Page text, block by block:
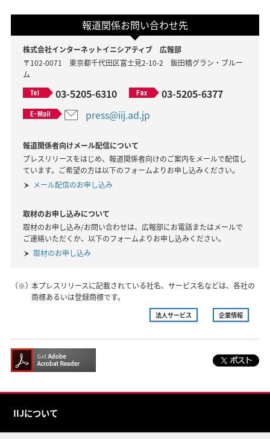
報道関係お問い合わせ先
株式会社インターネットイニシアティブ 広報部
〒102-0071 東京都千代田区富士見2-10-2 飯田橋グラン・ブルー
ム
03-5205-6310
03-5205-6377
press@iij.ad.jp
報道関係者向けメール配信について
プレスリリースをはじめ、報道関係者向けのご案内をメールで配信し
ています。ご希望の方は以下のフォームよりお申し込みください。
メール配信のお申し込み
取材のお申し込みについて
取材のお申し込み/お問い合わせは、広報部にお電話またはメールで
ご連絡いただくか、以下のフォームよりお申し込みください。
取材のお申し込み
（※）本プレスリリースに記載されている社名、サービス名などは、各社の
商標あるいは登録商標です。
法人サービス 企業情報
IIJについて